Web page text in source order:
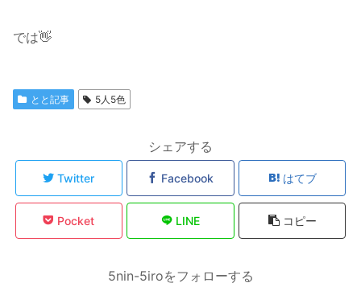
では👋
とと記事 5人5色
シェアする
Twitter Facebook はてブ
Pocket LINE コピー
5nin-5iroをフォローする